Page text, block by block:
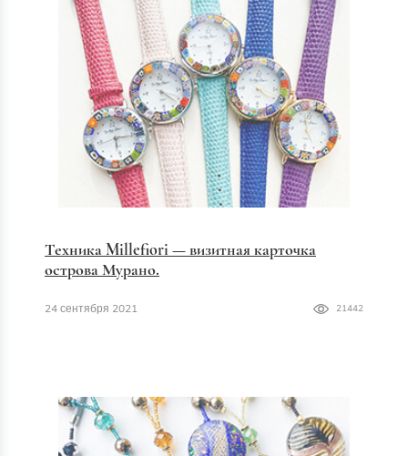
Техника Millefiori — визитная карточка
острова Мурано.
24 сентября 2021 21442